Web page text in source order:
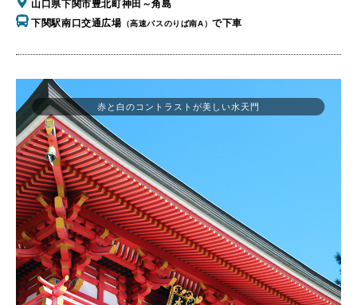
山口県下関市豊北町神田～角島
下関駅南口交通広場 （高速バスのりば南A）で下車
赤と白のコントラストが美しい水天門